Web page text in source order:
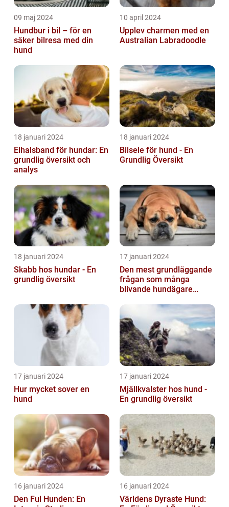
09 maj 2024
Hundbur i bil – för en
säker bilresa med din
hund
10 april 2024
Upplev charmen med en
Australian Labradoodle
18 januari 2024
Elhalsband för hundar: En
grundlig översikt och
analys
18 januari 2024
Bilsele för hund - En
Grundlig Översikt
18 januari 2024
Skabb hos hundar - En
grundlig översikt
17 januari 2024
Den mest grundläggande
frågan som många
blivande hundägare
hund dräktig...
17 januari 2024
Hur mycket sover en
hund
17 januari 2024
Mjällkvalster hos hund -
En grundlig översikt
16 januari 2024
Den Ful Hunden: En
16 januari 2024
Världens Dyraste Hund: